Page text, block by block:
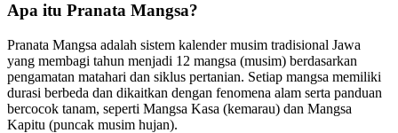
Apa itu Pranata Mangsa?
Pranata Mangsa adalah sistem kalender musim tradisional Jawa
yang membagi tahun menjadi 12 mangsa (musim) berdasarkan
pengamatan matahari dan siklus pertanian. Setiap mangsa memiliki
durasi berbeda dan dikaitkan dengan fenomena alam serta panduan
bercocok tanam, seperti Mangsa Kasa (kemarau) dan Mangsa
Kapitu (puncak musim hujan).